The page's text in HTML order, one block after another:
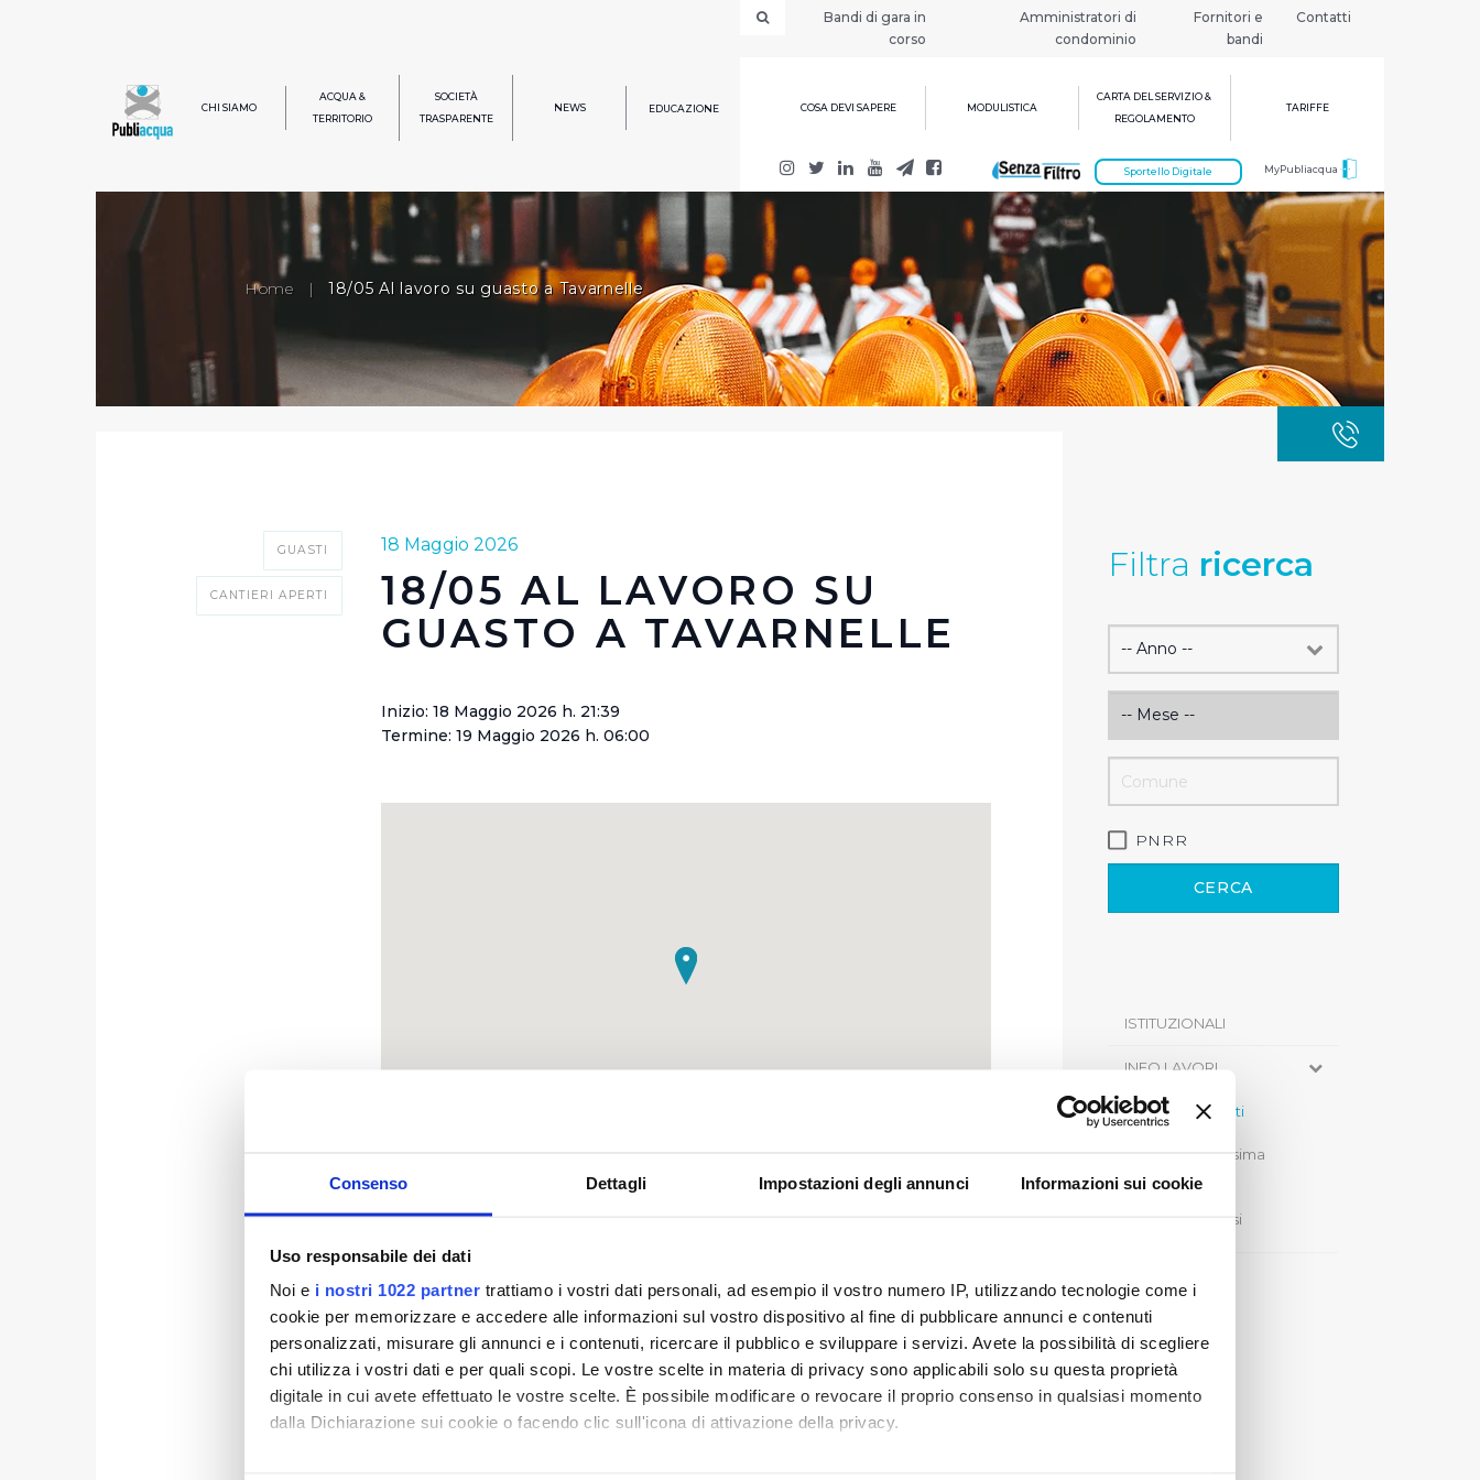
Consenso Dettagli Impostazioni degli annunci Informazioni sui cookie
Uso responsabile dei dati
Noi e i nostri 1022 partner trattiamo i vostri dati personali, ad esempio il vostro numero IP, utilizzando tecnologie come i
cookie per memorizzare e accedere alle informazioni sul vostro dispositivo al fine di pubblicare annunci e contenuti
personalizzati, misurare gli annunci e i contenuti, ricercare il pubblico e sviluppare i servizi. Avete la possibilità di scegliere
chi utilizza i vostri dati e per quali scopi. Le vostre scelte in materia di privacy sono applicabili solo su questa proprietà
digitale in cui avete effettuato le vostre scelte. È possibile modificare o revocare il proprio consenso in qualsiasi momento
dalla Dichiarazione sui cookie o facendo clic sull'icona di attivazione della privacy.
Bandi di gara in
corso
Amministratori di
condominio
Fornitori e
bandi
Contatti
CHI SIAMO
ACQUA &
TERRITORIO
SOCIETÀ
TRASPARENTE
NEWS EDUCAZIONE COSA DEVI SAPERE MODULISTICA
CARTA DEL SERVIZIO &
REGOLAMENTO
TARIFFE
MyPubliacqua
Sportello Digitale
Home | 18/05 Al lavoro su guasto a Tavarnelle
Filtra ricerca
PNRR
CERCA
ISTITUZIONALI
INFO LAVORI
Cantieri Aperti
Cantieri Prossima
Apertura
Cantieri Chiusi
GUASTI
CANTIERI APERTI
18 Maggio 2026
18/05 AL LAVORO SU
GUASTO A TAVARNELLE
Inizio: 18 Maggio 2026 h. 21:39
Termine: 19 Maggio 2026 h. 06:00
problemi di approvvigionamento che si stanno registrando nel
capoluogo di Tavarnelle e nelle frazioni limitrofe sono causati da un
guasto alla rete a servizio dell’impianto del Morrocco. I nostri tecnici
hanno già iniziato l’intervento di riparazione che, salvo problemi tecnici,
terminerà nel corso delle ore notturne. Publiacqua si scusa con i
cittadini per il disagio che questo problema sta provocando loro.